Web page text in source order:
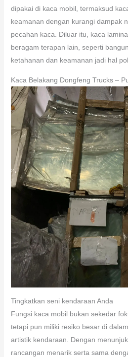
dipakai di kaca mobil, termaksud
keamanan dengan kurangi dampak
pecahan kaca. Diluar itu, kaca
beragam terapan lain, seperti
ketahanan dan keamanan jadi hal
Kaca Belakang Dongfeng Trucks –
Tingkatkan seni kendaraan Anda
Fungsi kaca mobil bukan sekedar
tetapi pun miliki resiko besar di
artistik kendaraan. Dengan
rancangan menarik serta sama